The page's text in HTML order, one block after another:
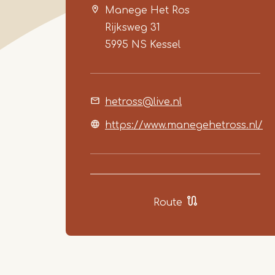
Manege Het Ros
Rijksweg 31
5995 NS Kessel
hetross@live.nl
https://www.manegehetross.nl/
Route